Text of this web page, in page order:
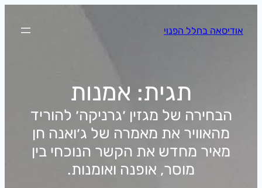
לתוכןאודיסאה בחלל הפנוי
תגית: אמנות
הבחירה של מגזין ׳גרניקה׳ להוריד
מהאוויר את מאמרה של ג׳ואנה חן
מאיר מחדש את הקשר הנוכחי בין
מוסר, אופנה ואומנות.